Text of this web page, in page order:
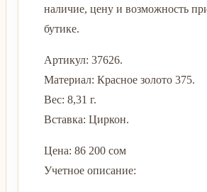
наличие, цену и возможность
бутике.
Артикул: 37626.
Материал: Красное золото 375.
Вес: 8,31 г.
Вставка: Циркон.
Цена: 86 200 сом
Учетное описание: